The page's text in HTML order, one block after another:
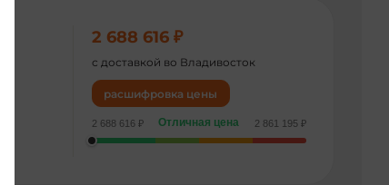
2 688 616 ₽
с доставкой во Владивосток
расшифровка цены
2 688 616 ₽ Отличная цена 2 861 195 ₽